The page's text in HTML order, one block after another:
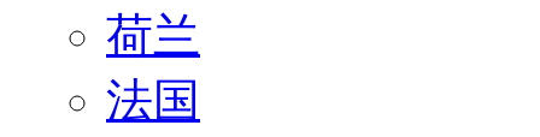
荷兰
法国